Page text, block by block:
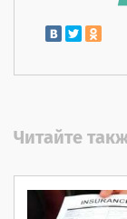
Читайте